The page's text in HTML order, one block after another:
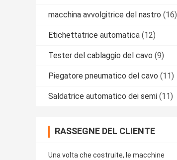
macchina avvolgitrice del nastro (16)
Etichettatrice automatica (12)
Tester del cablaggio del cavo (9)
Piegatore pneumatico del cavo (11)
Saldatrice automatico dei semi (11)
RASSEGNE DEL CLIENTE
Una volta che costruite, le macchine